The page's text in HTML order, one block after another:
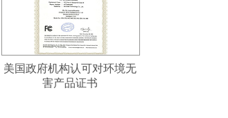
美国政府机构认可对环境无
害产品证书